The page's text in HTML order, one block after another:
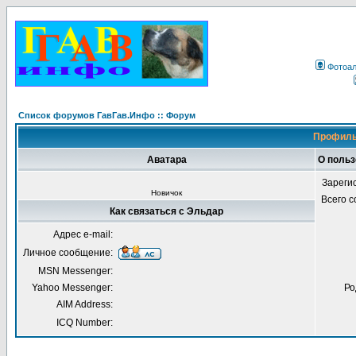
Список форумов ГавГав.Инфо :: Форум
Аватара О
Новичок
Всего
Как связаться с Эльдар
Адрес e-mail:
Личное сообщение:
MSN Messenger:
Yahoo Messenger:
AIM Address:
ICQ Number: